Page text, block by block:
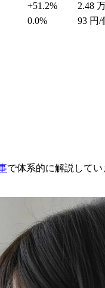
+51.2% 2.48
0.0% 93 円/
で体系的に解説して